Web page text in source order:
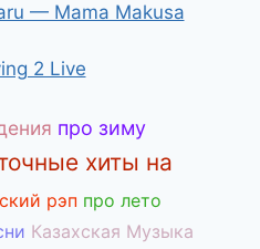
— Mama Makusa
2 Live
про зиму
хиты на
рэп про лето
Казахская Музыка